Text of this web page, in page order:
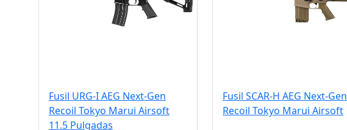
Fusil URG-I AEG Next-Gen
Recoil Tokyo Marui Airsoft
11.5 Pulgadas
Fusil SCAR-H AEG Next-Gen
Recoil Tokyo Marui Airsoft